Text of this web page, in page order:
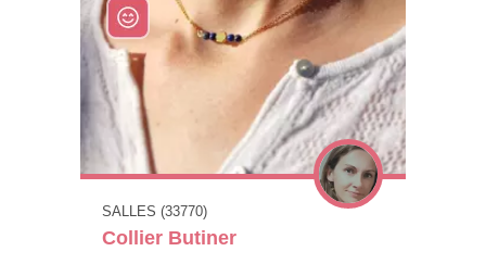
SALLES (33770)
Collier Butiner